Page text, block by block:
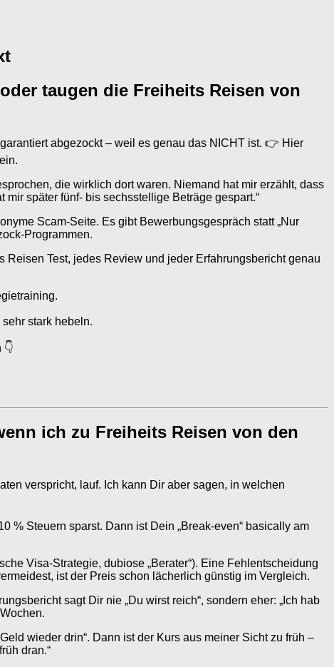
taugen die Freiheits Reisen von
abgezockt – weil es genau das NICHT ist. 👉 Hier
die wirklich dort waren. Niemand hat mir erzählt, dass
später fünf- bis sechsstellige Beträge gespart.“
Scam-Seite. Es gibt Bewerbungsgespräch statt „Nur
Programmen.
Test, jedes Review und jeder Erfahrungsbericht genau
stark hebeln.
ich zu Freiheits Reisen von den
verspricht, lauf. Ich kann Dir aber sagen, in welchen
% Steuern sparst. Dann ist Dein „Break-even“ basically am
Visa-Strategie, dubiose „Berater“). Eine Fehlentscheidung
ist der Preis schon lächerlich günstig im Vergleich.
sagt Dir nie „Du wirst reich“, sondern eher: „Ich hab
wieder drin“. Dann ist der Kurs aus meiner Sicht zu früh –
dran.“